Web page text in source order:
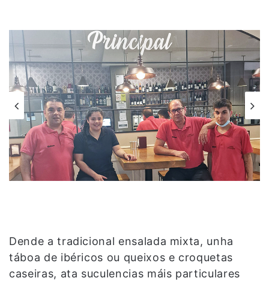
Dende a tradicional ensalada mixta, unha
táboa de ibéricos ou queixos e croquetas
caseiras, ata suculencias máis particulares